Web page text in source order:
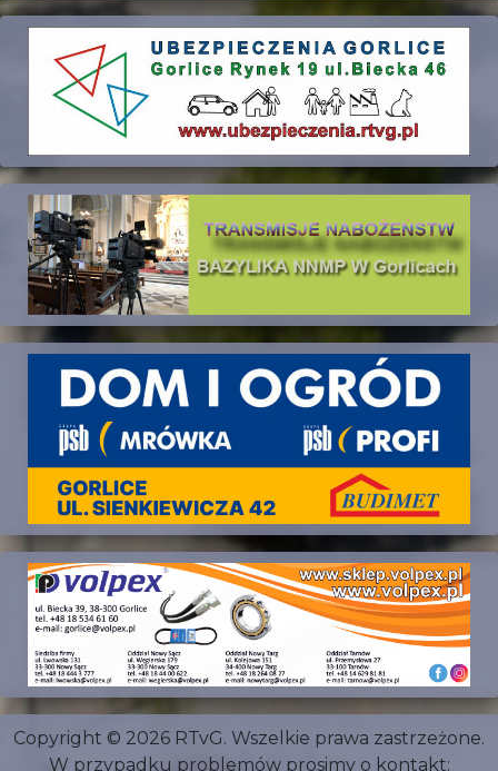
Copyright © 2026 RTvG. Wszelkie prawa zastrzeżone.
W przypadku problemów prosimy o kontakt: